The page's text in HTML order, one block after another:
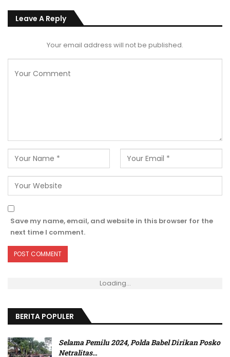
Leave A Reply
Your email address will not be published.
Save my name, email, and website in this browser for the
next time I comment.
Loading...
BERITA POPULER
Selama Pemilu 2024, Polda Babel Dirikan Posko
Netralitas…